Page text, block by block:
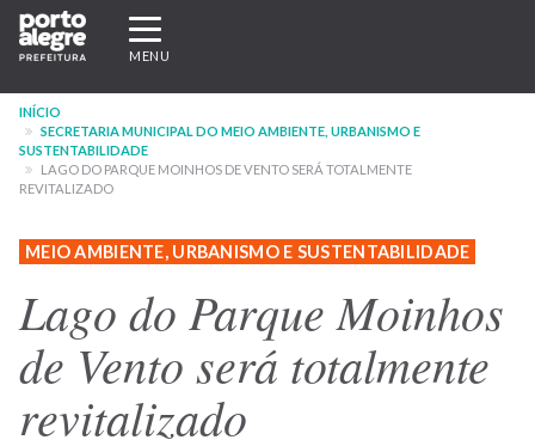
Pular
para
conteúdo
principal
Expandir/recolher
navegação
MENU
INÍCIO
SECRETARIA MUNICIPAL DO MEIO AMBIENTE, URBANISMO E
SUSTENTABILIDADE
LAGO DO PARQUE MOINHOS DE VENTO SERÁ TOTALMENTE
REVITALIZADO
MEIO AMBIENTE, URBANISMO E SUSTENTABILIDADE
Lago do Parque Moinhos
de Vento será totalmente
revitalizado